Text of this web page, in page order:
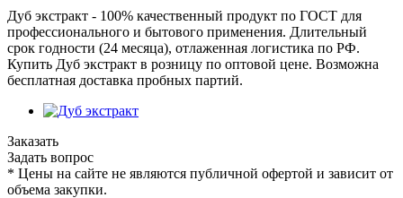
Дуб экстракт - 100% качественный продукт по ГОСТ для
профессионального и бытового применения. Длительный
срок годности (24 месяца), отлаженная логистика по РФ.
Купить Дуб экстракт в розницу по оптовой цене. Возможна
бесплатная доставка пробных партий.
Заказать
Задать вопрос
* Цены на сайте не являются публичной офертой и зависит от
объема закупки.